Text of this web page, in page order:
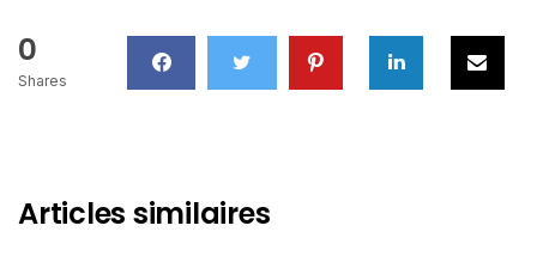
0
Shares
Articles similaires